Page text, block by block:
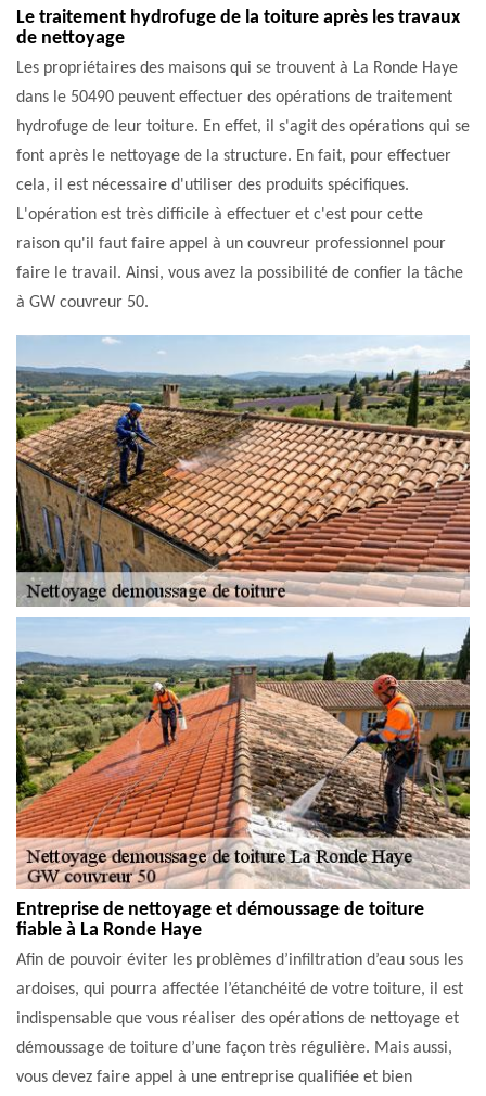
Le traitement hydrofuge de la toiture après les travaux
de nettoyage
Les propriétaires des maisons qui se trouvent à La Ronde Haye
dans le 50490 peuvent effectuer des opérations de traitement
hydrofuge de leur toiture. En effet, il s'agit des opérations qui se
font après le nettoyage de la structure. En fait, pour effectuer
cela, il est nécessaire d'utiliser des produits spécifiques.
L'opération est très difficile à effectuer et c'est pour cette
raison qu'il faut faire appel à un couvreur professionnel pour
faire le travail. Ainsi, vous avez la possibilité de confier la tâche
à GW couvreur 50.
Entreprise de nettoyage et démoussage de toiture
fiable à La Ronde Haye
Afin de pouvoir éviter les problèmes d’infiltration d’eau sous les
ardoises, qui pourra affectée l’étanchéité de votre toiture, il est
indispensable que vous réaliser des opérations de nettoyage et
démoussage de toiture d’une façon très régulière. Mais aussi,
vous devez faire appel à une entreprise qualifiée et bien